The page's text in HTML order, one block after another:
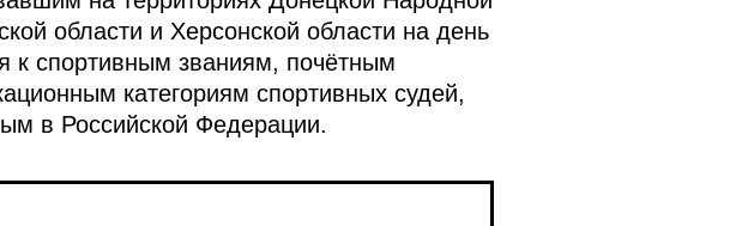
области и Херсонской области на день
к спортивным званиям, почётным
категориям спортивных судей,
в Российской Федерации.